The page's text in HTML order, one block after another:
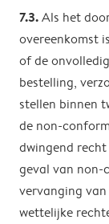
7.3.Als het
overeenkomst
of de
bestelling,
stellen binnen
de non-
dwingend
geval van
vervanging
wettelijke